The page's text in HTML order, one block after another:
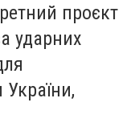
проєкт
ударних
України,